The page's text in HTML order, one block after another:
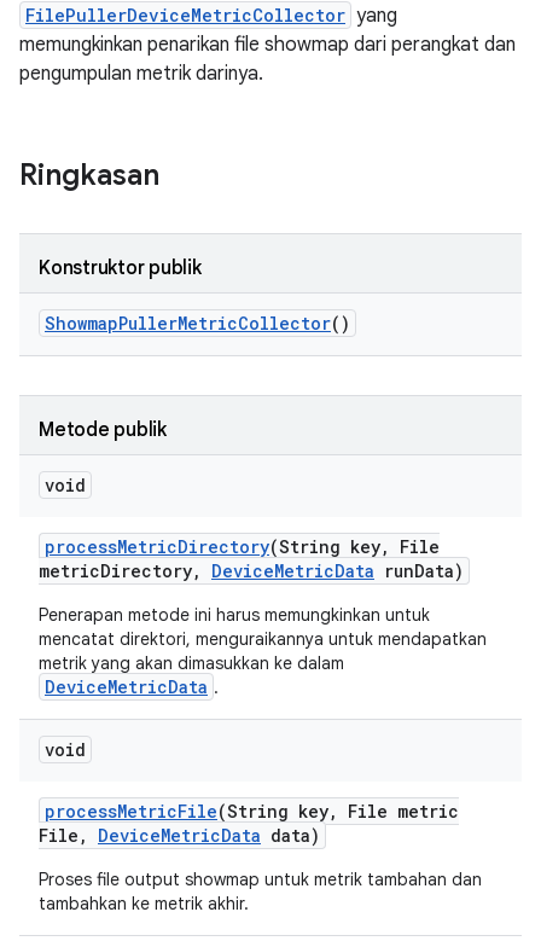
FilePullerDeviceMetricCollector yang
memungkinkan penarikan file showmap dari perangkat dan
pengumpulan metrik darinya.
Ringkasan
Konstruktor publik
ShowmapPullerMetricCollector()
Metode publik
void
processMetricDirectory(String key,
File
metricDirectory, DeviceMetricData runData)
Penerapan metode ini harus memungkinkan untuk
mencatat direktori, menguraikannya untuk mendapatkan
metrik yang akan dimasukkan ke dalam
DeviceMetricData .
void
processMetricFile(String key,
File metric
File , DeviceMetricData data)
Proses file output showmap untuk metrik tambahan dan
tambahkan ke metrik akhir.